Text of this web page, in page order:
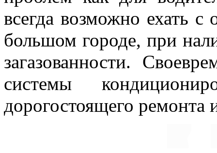
всегда возможно ехать
большом городе, при
загазованности.
системы
дорогостоящего ремонта